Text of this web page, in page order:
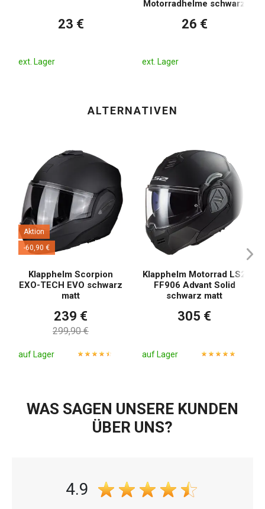
23 €
ext. Lager
Motorradhelme schwarz
26 €
ext. Lager
ALTERNATIVEN
Aktion
-60,90 €
Klapphelm Scorpion
EXO-TECH EVO schwarz
matt
239 €
299,90 €
auf Lager
Klapphelm Motorrad LS2
FF906 Advant Solid
schwarz matt
305 €
auf Lager
WAS SAGEN UNSERE KUNDEN
ÜBER UNS?
4.9